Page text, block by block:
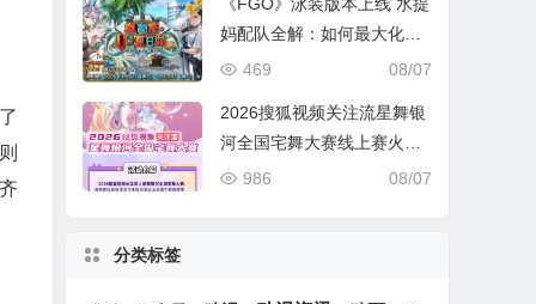
妈配队全解：如何最大化暴
击收益？
08/07
469
2026搜狐视频关注流星舞银
河全国宅舞大赛线上赛火热
进行中
08/07
986
分类标签